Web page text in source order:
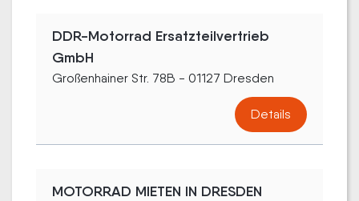
DDR-Motorrad Ersatzteilvertrieb
GmbH
Großenhainer Str. 78B - 01127 Dresden
Details
MOTORRAD MIETEN IN DRESDEN